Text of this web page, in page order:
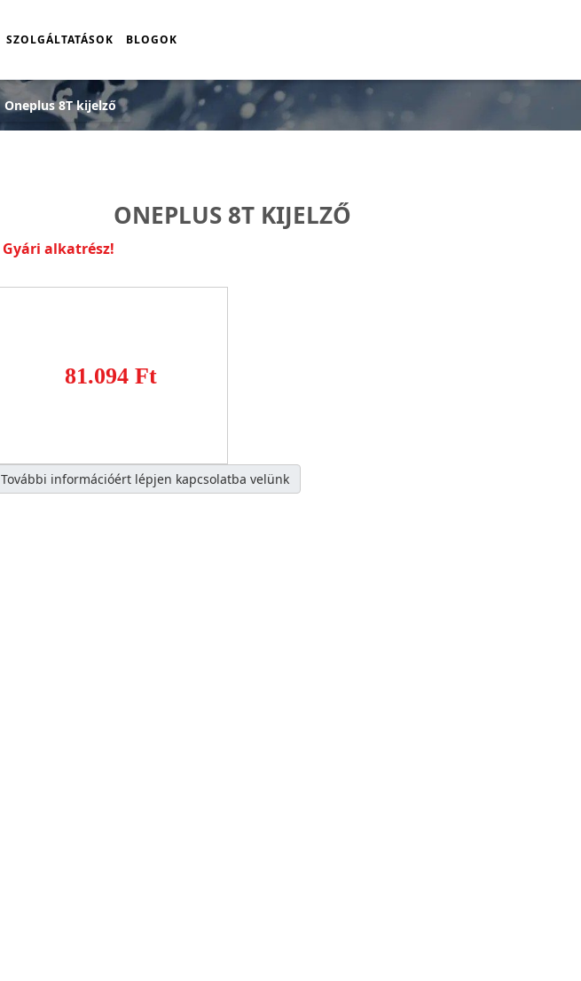
SZOLGÁLTATÁSOK BLOGOK
Oneplus 8T kijelző
ONEPLUS 8T KIJELZŐ
Gyári alkatrész!
81.094 Ft
További információért lépjen kapcsolatba velünk